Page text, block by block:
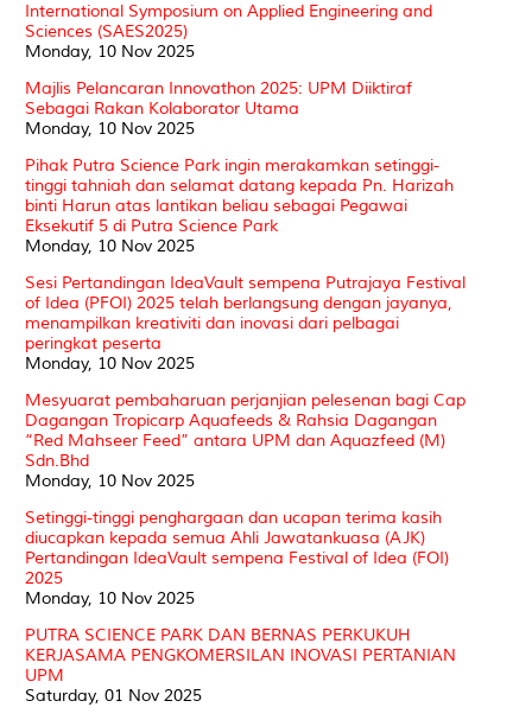
International Symposium on Applied Engineering and
Sciences (SAES2025)
Monday, 10 Nov 2025
Majlis Pelancaran Innovathon 2025: UPM Diiktiraf
Sebagai Rakan Kolaborator Utama
Monday, 10 Nov 2025
Pihak Putra Science Park ingin merakamkan setinggi-
tinggi tahniah dan selamat datang kepada Pn. Harizah
binti Harun atas lantikan beliau sebagai Pegawai
Eksekutif 5 di Putra Science Park
Monday, 10 Nov 2025
Sesi Pertandingan IdeaVault sempena Putrajaya Festival
of Idea (PFOI) 2025 telah berlangsung dengan jayanya,
menampilkan kreativiti dan inovasi dari pelbagai
peringkat peserta
Monday, 10 Nov 2025
Mesyuarat pembaharuan perjanjian pelesenan bagi Cap
Dagangan Tropicarp Aquafeeds & Rahsia Dagangan
“Red Mahseer Feed” antara UPM dan Aquazfeed (M)
Sdn.Bhd
Monday, 10 Nov 2025
Setinggi-tinggi penghargaan dan ucapan terima kasih
diucapkan kepada semua Ahli Jawatankuasa (AJK)
Pertandingan IdeaVault sempena Festival of Idea (FOI)
2025
Monday, 10 Nov 2025
PUTRA SCIENCE PARK DAN BERNAS PERKUKUH
KERJASAMA PENGKOMERSILAN INOVASI PERTANIAN
UPM
Saturday, 01 Nov 2025